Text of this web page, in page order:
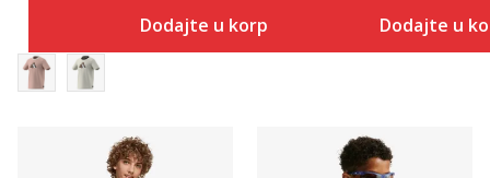
Dodajte u korpu Dodajte u